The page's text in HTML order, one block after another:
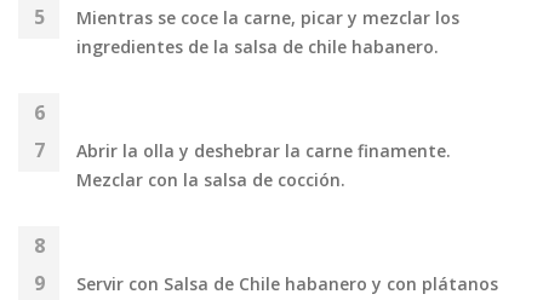
Mientras se coce la carne, picar y mezclar los
ingredientes de la salsa de chile habanero.
Abrir la olla y deshebrar la carne finamente.
Mezclar con la salsa de cocción.
Servir con Salsa de Chile habanero y con plátanos